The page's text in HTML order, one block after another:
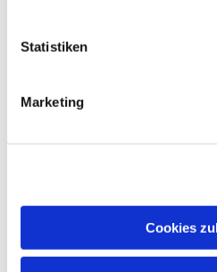
Statistiken
Marketing
Cookies
Dies